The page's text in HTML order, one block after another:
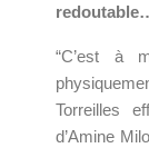
“C’est à
Torreilles
d’Amine